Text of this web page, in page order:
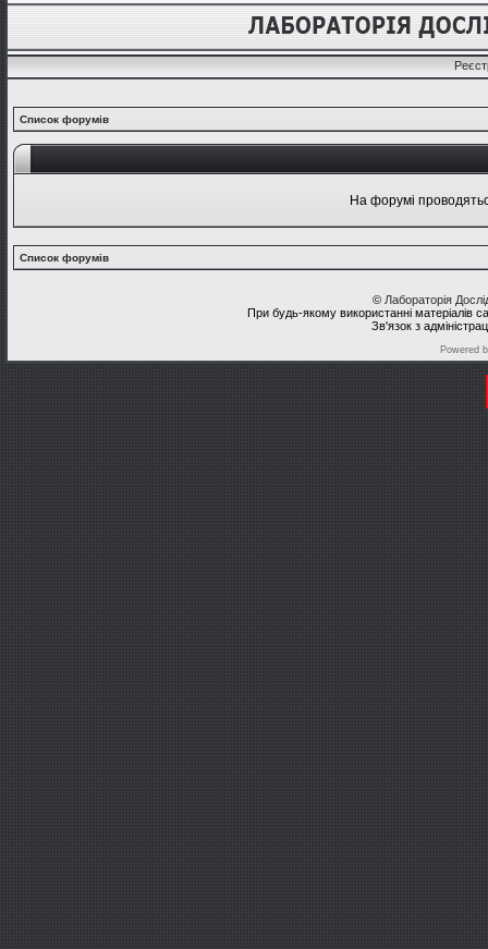
Список форумів
На форумі
Список форумів
© Лабораторія
При будь-якому використанні матеріалів
Зв'язок з
Powered